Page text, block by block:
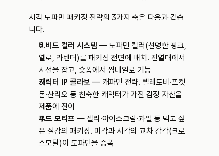
시각 도파민 패키징 전략의 3가지 축은 다음과 같습
니다.
비비드 컬러 시스템 — 도파민 컬러(선명한 핑크,
옐로, 라벤더)를 패키징 전면에 배치. 진열대에서
시선을 잡고, 숏폼에서 썸네일로 기능
캐릭터 IP 콜라보 — 캐파민 전략. 텔레토비·포켓
몬·산리오 등 친숙한 캐릭터가 가진 감정 자산을
제품에 전이
푸드 모티프 — 젤리·아이스크림·과일 등 먹고 싶
은 질감의 패키징. 미각과 시각의 교차 감각(크로
스모달)이 도파민을 증폭